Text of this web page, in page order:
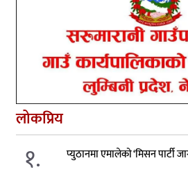
लोकप्रिय
१. प्युठानमा एमालेको ‘मिसन पार्टी